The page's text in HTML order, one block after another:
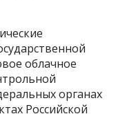
облачное
органах
Российской